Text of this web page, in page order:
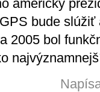
americký
bude slúžiť
2005 bol